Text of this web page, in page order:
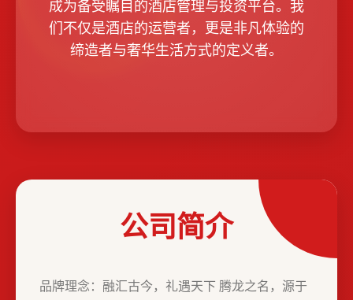
成为备受瞩目的酒店管理与投资平台。我
们不仅是酒店的运营者，更是非凡体验的
缔造者与奢华生活方式的定义者。
公司简介
品牌理念：融汇古今，礼遇天下 腾龙之名，源于